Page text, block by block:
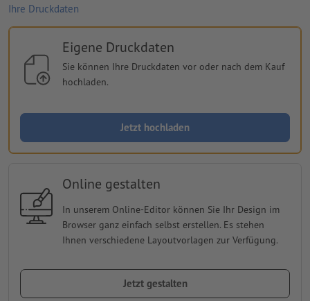
Ihre Druckdaten
Eigene Druckdaten
Sie können Ihre Druckdaten vor oder nach dem Kauf
hochladen.
Jetzt hochladen
Online gestalten
In unserem Online-Editor können Sie Ihr Design im
Browser ganz einfach selbst erstellen. Es stehen
Ihnen verschiedene Layoutvorlagen zur Verfügung.
Jetzt gestalten